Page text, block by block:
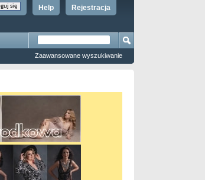
Rejestracja
Help
Zaawansowane wyszukiwanie